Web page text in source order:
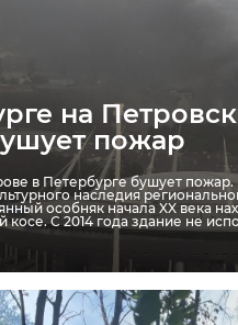
на
пожар
в Петербурге бушует
наследия
особняк начала XX века
косе. С 2014 года здание не
-
главе
детской
в 2027 году у дома 10А
составить
млн субсидий. Мы